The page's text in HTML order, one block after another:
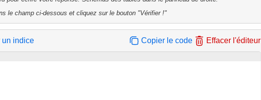
le champ ci-dessous et cliquez sur le bouton "Vérifier !"
un indice Copier le code Effacer l'éditeur